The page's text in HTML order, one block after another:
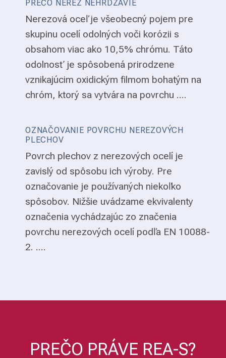
PREČO NEREZ NEHRDZAVIE
Nerezová oceľ je všeobecný pojem pre
skupinu ocelí odolných voči korózii s
obsahom viac ako 10,5% chrómu. Táto
odolnosť je spôsobená prirodzene
vznikajúcim oxidickým filmom bohatým na
chróm, ktorý sa vytvára na povrchu ....
OZNAČOVANIE POVRCHU NEREZOVÝCH
PLECHOV
Povrch plechov z nerezových ocelí je
zavislý od spôsobu ich výroby. Pre
označovanie je používaných niekoľko
spôsobov. Nižšie uvádzame ekvivalenty
označenia vychádzajúc zo značenia
povrchu nerezových ocelí podľa EN 10088-
2. ....
PREČO PRÁVE REA-S?